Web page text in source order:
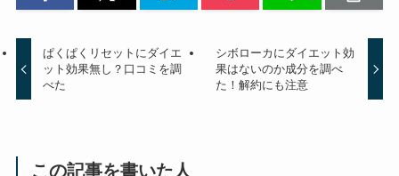
ぱくぱくリセットにダイエ
ット効果無し？口コミを調
べた
シボローカにダイエット効
果はないのか成分を調べ
た！解約にも注意
この記事を書いた人